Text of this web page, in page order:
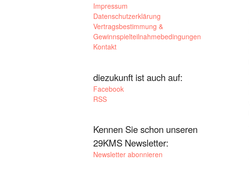
Impressum
Datenschutzerklärung
Vertragsbestimmung &
Gewinnspielteilnahmebedingungen
Kontakt
diezukunft ist auch auf:
Facebook
RSS
Kennen Sie schon unseren
29KMS Newsletter:
Newsletter abonnieren